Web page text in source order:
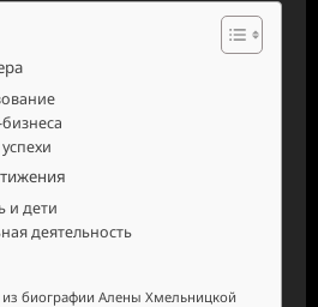
и дети
деятельность
из биографии Алены Хмельницкой